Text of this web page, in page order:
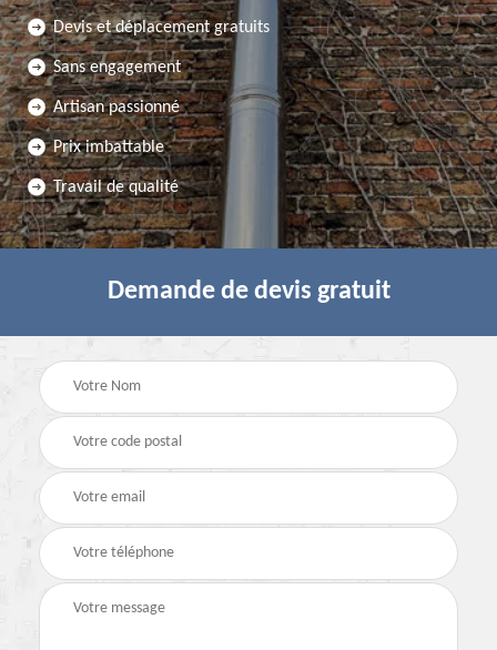
Devis et déplacement gratuits
Sans engagement
Artisan passionné
Prix imbattable
Travail de qualité
Demande de devis gratuit